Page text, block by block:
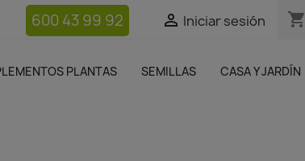
 Iniciar sesión shopping_cart
600 43 99 92  Iniciar sesión shopping_cart
PLANTAS SEMILLAS CASA Y JARDÍN
plantas Muebles Jardín